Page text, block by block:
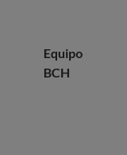
Equipo
BCH